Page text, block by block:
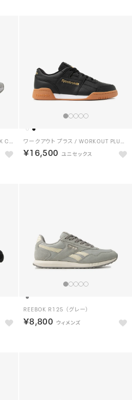
DMX コンフォート プラス 3.0 / DMX COMFORT + 3.0 （グレー） ワークアウト プラス / WORKOUT PLUS （ブラック/ゴールド）
￥16,500
REEBOK R125 （グレー）
￥8,800